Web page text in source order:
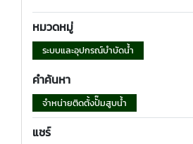
หมวดหมู่
ระบบและอุปกรณ์บำบัดน้ำ
คำค้นหา
จำหน่ายติดตั้งปั๊มสูบน้ำ
แชร์